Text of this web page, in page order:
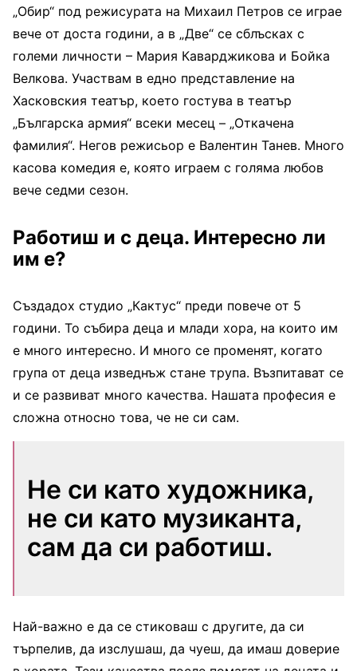
„Обир“ под режисурата на Михаил Петров се играе
вече от доста години, а в „Две“ се сблъсках с
големи личности – Мария Каварджикова и Бойка
Велкова. Участвам в едно представление на
Хасковския театър, което гостува в театър
„Българска армия“ всеки месец – „Откачена
фамилия“. Негов режисьор е Валентин Танев. Много
касова комедия е, която играем с голяма любов
вече седми сезон.
Работиш и с деца. Интересно ли
им е?
Създадох студио „Кактус“ преди повече от 5
години. То събира деца и млади хора, на които им
е много интересно. И много се променят, когато
група от деца изведнъж стане трупа. Възпитават се
и се развиват много качества. Нашата професия е
сложна относно това, че не си сам.
Не си като художника,
не си като музиканта,
сам да си работиш.
Най-важно е да се стиковаш с другите, да си
търпелив, да изслушаш, да чуеш, да имаш доверие